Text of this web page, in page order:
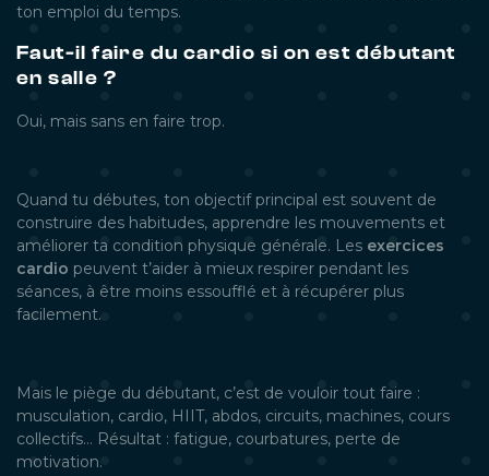
ton emploi du temps.
Faut-il faire du cardio si on est débutant
en salle ?
Oui, mais sans en faire trop.
Quand tu débutes, ton objectif principal est souvent de
construire des habitudes, apprendre les mouvements et
améliorer ta condition physique générale. Les exercices
cardio peuvent t’aider à mieux respirer pendant les
séances, à être moins essoufflé et à récupérer plus
facilement.
Mais le piège du débutant, c’est de vouloir tout faire :
musculation, cardio, HIIT, abdos, circuits, machines, cours
collectifs… Résultat : fatigue, courbatures, perte de
motivation.